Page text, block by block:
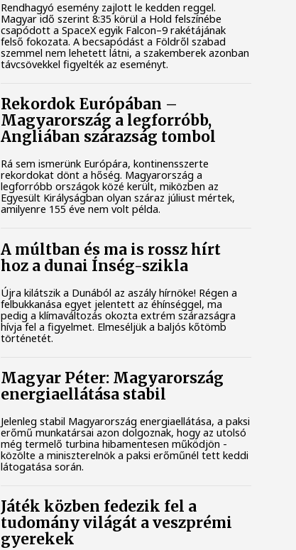
Rendhagyó esemény zajlott le kedden reggel.
Magyar idő szerint 8:35 körül a Hold felszínébe
csapódott a SpaceX egyik Falcon–9 rakétájának
felső fokozata. A becsapódást a Földről szabad
szemmel nem lehetett látni, a szakemberek azonban
távcsövekkel figyelték az eseményt.
Rekordok Európában –
Magyarország a legforróbb,
Angliában szárazság tombol
Rá sem ismerünk Európára, kontinensszerte
rekordokat dönt a hőség. Magyarország a
legforróbb országok közé került, miközben az
Egyesült Királyságban olyan száraz júliust mértek,
amilyenre 155 éve nem volt példa.
A múltban és ma is rossz hírt
hoz a dunai Ínség-szikla
Újra kilátszik a Dunából az aszály hírnöke! Régen a
felbukkanása egyet jelentett az éhínséggel, ma
pedig a klímaváltozás okozta extrém szárazságra
hívja fel a figyelmet. Elmeséljük a baljós kőtömb
történetét.
Magyar Péter: Magyarország
energiaellátása stabil
Jelenleg stabil Magyarország energiaellátása, a paksi
erőmű munkatársai azon dolgoznak, hogy az utolsó
még termelő turbina hibamentesen működjön -
közölte a miniszterelnök a paksi erőműnél tett keddi
látogatása során.
Játék közben fedezik fel a
tudomány világát a veszprémi
gyerekek